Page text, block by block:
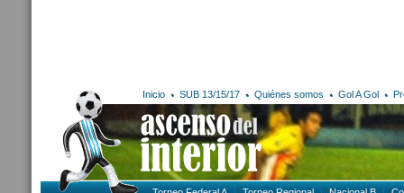
Inicio SUB 13/15/17 Quiénes somos Gol A Gol